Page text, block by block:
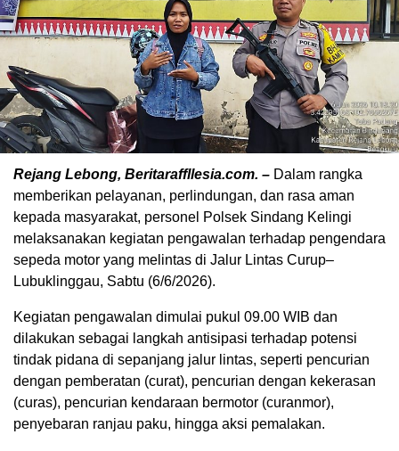
Rejang Lebong, Beritaraffllesia.com. – Dalam rangka
memberikan pelayanan, perlindungan, dan rasa aman
kepada masyarakat, personel Polsek Sindang Kelingi
melaksanakan kegiatan pengawalan terhadap pengendara
sepeda motor yang melintas di Jalur Lintas Curup–
Lubuklinggau, Sabtu (6/6/2026).
Kegiatan pengawalan dimulai pukul 09.00 WIB dan
dilakukan sebagai langkah antisipasi terhadap potensi
tindak pidana di sepanjang jalur lintas, seperti pencurian
dengan pemberatan (curat), pencurian dengan kekerasan
(curas), pencurian kendaraan bermotor (curanmor),
penyebaran ranjau paku, hingga aksi pemalakan.